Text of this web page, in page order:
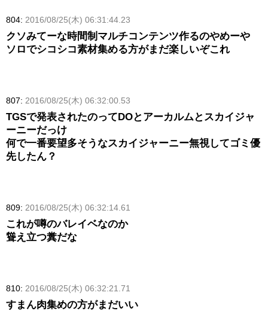
804: 2016/08/25(木) 06:31:44.23
クソみてーな時間制マルチコンテンツ作るのやめーや
ソロでシコシコ素材集める方がまだ楽しいぞこれ
807: 2016/08/25(木) 06:32:00.53
TGSで発表されたのってDOとアーカルムとスカイジャ
ーニーだっけ
何で一番要望多そうなスカイジャーニー無視してゴミ優
先したん？
809: 2016/08/25(木) 06:32:14.61
これが噂のバレイベなのか
聳え立つ糞だな
810: 2016/08/25(木) 06:32:21.71
すまん肉集めの方がまだいい